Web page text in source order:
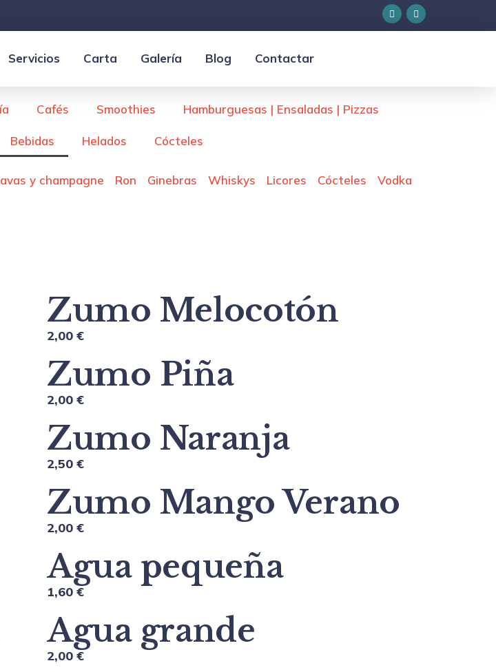
Servicios Carta Galería Blog Contactar
Cafés Smoothies Hamburguesas | Ensaladas | Pizzas
Bebidas Helados Cócteles
y champagne Ron Ginebras Whiskys Licores Cócteles Vodka
Zumo Melocotón
2,00 €
Zumo Piña
2,00 €
Zumo Naranja
2,50 €
Zumo Mango Verano
2,00 €
Agua pequeña
1,60 €
Agua grande
2,00 €